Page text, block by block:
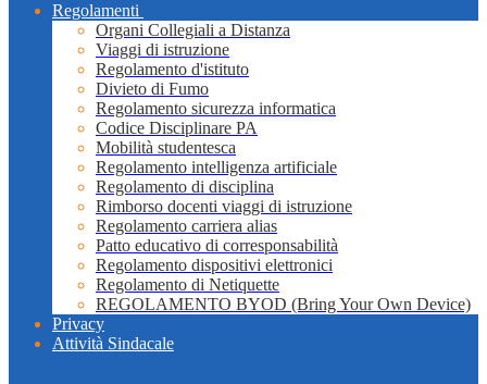
Regolamenti
Organi Collegiali a Distanza
Viaggi di istruzione
Regolamento d'istituto
Divieto di Fumo
Regolamento sicurezza informatica
Codice Disciplinare PA
Mobilità studentesca
Regolamento intelligenza artificiale
Regolamento di disciplina
Rimborso docenti viaggi di istruzione
Regolamento carriera alias
Patto educativo di corresponsabilità
Regolamento dispositivi elettronici
Regolamento di Netiquette
REGOLAMENTO BYOD (Bring Your Own Device)
Privacy
Attività Sindacale